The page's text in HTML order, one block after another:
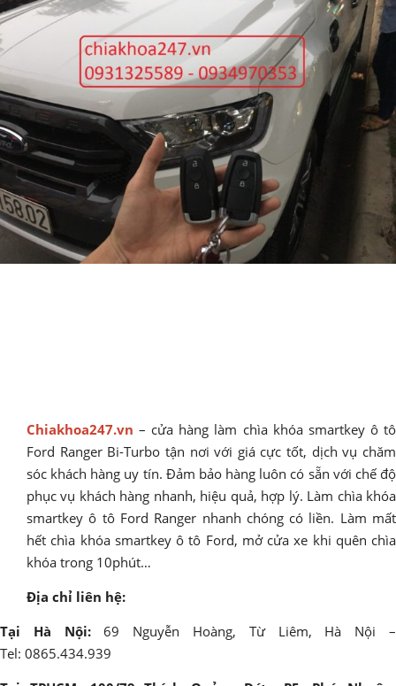
Chiakhoa247.vn – cửa hàng làm chìa khóa smartkey ô tô
Ford Ranger Bi-Turbo tận nơi với giá cực tốt, dịch vụ chăm
sóc khách hàng uy tín. Đảm bảo hàng luôn có sẵn với chế độ
phục vụ khách hàng nhanh, hiệu quả, hợp lý. Làm chìa khóa
smartkey ô tô Ford Ranger nhanh chóng có liền. Làm mất
hết chìa khóa smartkey ô tô Ford, mở cửa xe khi quên chìa
khóa trong 10phút…
Địa chỉ liên hệ:
Tại Hà Nội:69 Nguyễn Hoàng, Từ Liêm, Hà Nội –
Tel: 0865.434.939